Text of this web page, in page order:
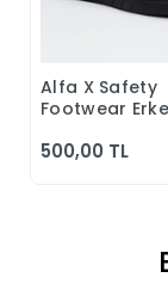
Sepete
Alfa X Safety
Footwear
Klasik
500,00 TL